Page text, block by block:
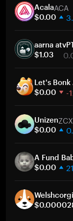
30 días
Capitalización
AcalaACA
$0.00
30 días
Capitalización
aarna
$1.03
30 días
Capitalización
Let's Bonk
$0.00 -
30 días
Capitalización
UnizenZCX
$0.00
30 días
Capitalización
A Fund
$0.00
30 días
Capitalización